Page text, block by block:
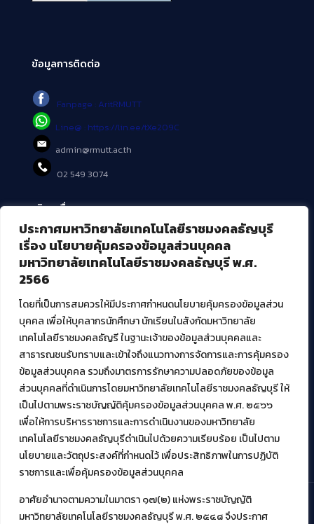
ประกาศมหาวิทยาลัยเทคโนโลยีราชมงคลธัญบุรี
เรื่อง นโยบายคุ้มครองข้อมูลส่วนบุคคล
มหาวิทยาลัยเทคโนโลยีราชมงคลธัญบุรี พ.ศ.
2566
โดยที่เป็นการสมควรให้มีประกาศกำหนดนโยบายคุ้มครองข้อมูลส่วน
บุคคล เพื่อให้บุคลากรนักศึกษา นักเรียนในสังกัดมหาวิทยาลัย
เทคโนโลยีราชมงคลธัญรี ในฐานะเจ้าของข้อมูลส่วนบุคคลและ
สาธารณชนรับทราบและเข้าใจถึงแนวทางการจัดการและการคุ้มครอง
ข้อมูลส่วนบุคคล รวมถึงมาตรการรักษาความปลอดภัยของข้อมูล
ส่วนบุคคลที่ดำเนินการโดยมหาวิทยาลัยเทคโนโลยีราชมงคลธัญบุรี ให้
เป็นไปตามพระราชบัญญัติคุ้มครองข้อมูลส่วนบุคคล พ.ศ. ๒๕๖๖
เพื่อให้การบริหารราชการและการดำเนินงานของมหาวิทยาลัย
เทคโนโลยีราชมงคลธัญบุรีดำเนินไปด้วยความเรียบร้อย เป็นไปตาม
นโยบายและวัตถุประสงค์ที่กำหนดไว้ เพื่อประสิทธิภาพในการปฏิบัติ
ราชการและเพื่อคุ้มครองข้อมูลส่วนบุคคล
อาศัยอำนาจตามความในมาตรา ๑๗(๒) แห่งพระราชบัญญัติ
มหาวิทยาลัยเทคโนโลยีราชมงคลธัญบุรี พ.ศ. ๒๕๔๘ จึงประกาศ
ข้อมูลการติดต่อ
Fanpage : AritRMUTT
Line@ : https://lin.ee/tXe209C
admin@rmutt.ac.th
02 549 3074
บริการอื่นๆ ของ สวส.
ศูนย์สื่อดิจิทัล
ศูนย์นวัตกรรมและความรู้
ศูนย์พัฒนาและบริการนวัตกรรมดิจิทัล
สมัยใหม่ (MoSeC)
งานบริการวิชาการให้กับหน่วยงานภายนอก
โครงการส่งเสริมและพัฒนาผู้ประกอบการ SME โดย. มทร.ธัญบุรี
กิจกรรมการเชื่อมโยงเครือข่ายผู้ให้บริการเครื่องจักรกลทางการ
เกษตร ภายใต้โครงการส่งเสริมการรแปรรูปสินค้าเกษตรระดับชุมชน
กรมส่งเสริมอุตสาหกรรม
โครงการยกระดับเศรษฐกิจและสังคมรายตำบลแบบบูรณาการ (1
ตำบล 1 มหาวิทยาลัย)